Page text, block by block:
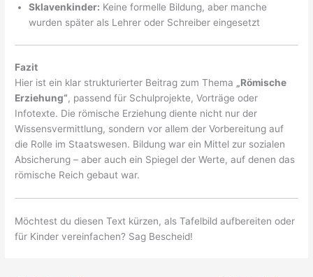
Sklavenkinder: Keine formelle Bildung, aber manche
wurden später als Lehrer oder Schreiber eingesetzt
Fazit
Hier ist ein klar strukturierter Beitrag zum Thema „Römische
Erziehung“, passend für Schulprojekte, Vorträge oder
Infotexte. Die römische Erziehung diente nicht nur der
Wissensvermittlung, sondern vor allem der Vorbereitung auf
die Rolle im Staatswesen. Bildung war ein Mittel zur sozialen
Absicherung – aber auch ein Spiegel der Werte, auf denen das
römische Reich gebaut war.
Möchtest du diesen Text kürzen, als Tafelbild aufbereiten oder
für Kinder vereinfachen? Sag Bescheid!